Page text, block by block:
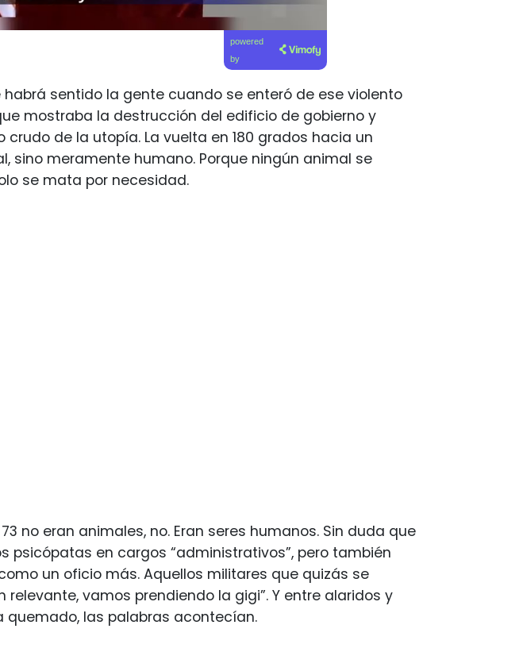
powered
by
habrá sentido la gente cuando se enteró de ese violento
mostraba la destrucción del edificio de gobierno y
de la utopía. La vuelta en 180 grados hacia un
sino meramente humano. Porque ningún animal se
se mata por necesidad.
no eran animales, no. Eran seres humanos. Sin duda que
psicópatas en cargos “administrativos”, pero también
un oficio más. Aquellos militares que quizás se
vamos prendiendo la gigi”. Y entre alaridos y
quemado, las palabras acontecían.